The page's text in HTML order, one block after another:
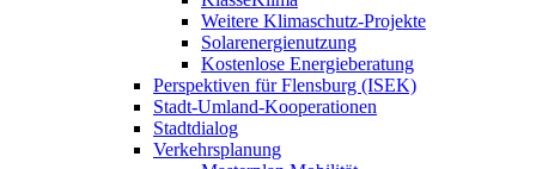
Weitere Klimaschutz-Projekte
Solarenergienutzung
Kostenlose Energieberatung
Perspektiven für Flensburg (ISEK)
Stadt-Umland-Kooperationen
Stadtdialog
Verkehrsplanung